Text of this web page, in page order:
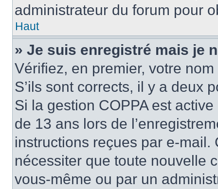
administrateur du forum pour
Haut
» Je suis enregistré mais je
Vérifiez, en premier, votre
S’ils sont corrects, il y a deux
Si la gestion COPPA est
de 13 ans lors de
instructions reçues par e-
nécessiter que toute nouvelle
vous-même ou par un